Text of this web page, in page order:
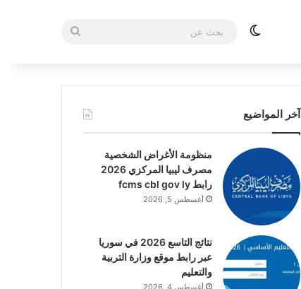
الوضع المظلم
بحث
آخر المواضيع
منظومة الأغراض الشخصية
مصرف ليبيا المركزي 2026
رابط fcms cbl gov ly
أغسطس 5, 2026
نتائج التاسع 2026 في سوريا
عبر رابط موقع وزارة التربية
والتعليم
أغسطس 4, 2026